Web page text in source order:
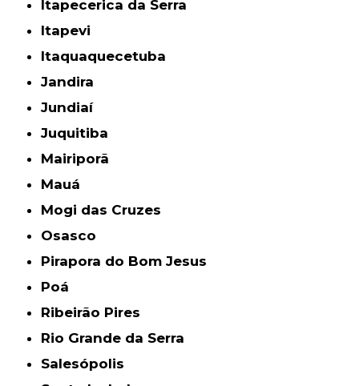
Itapecerica da Serra
Itapevi
Itaquaquecetuba
Jandira
Jundiaí
Juquitiba
Mairiporã
Mauá
Mogi das Cruzes
Osasco
Pirapora do Bom Jesus
Poá
Ribeirão Pires
Rio Grande da Serra
Salesópolis